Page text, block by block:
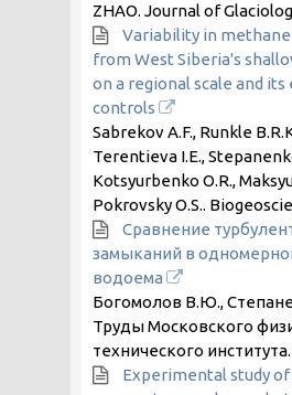
ZHAO. Journal of
Variability in
from West Siberia's
on a regional scale and
controls
Sabrekov A.F., Runkle
Terentieva I.E.,
Kotsyurbenko O.R.,
Pokrovsky O.S..
Сравнение
замыканий в
водоема
Богомолов В.Ю.,
Труды Московского
технического института.
Experimental study of